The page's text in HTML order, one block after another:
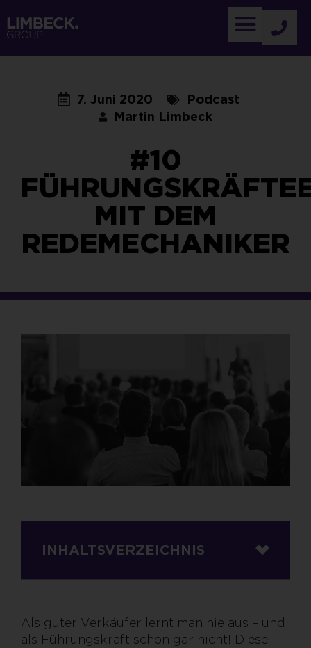
7. Juni 2020
Podcast
Martin Limbeck
#10
MIT DEM
REDEMECHANIKER
INHALTSVERZEICHNIS
Als guter Verkäufer lernt man nie aus – und
als Führungskraft schon gar nicht! Diese